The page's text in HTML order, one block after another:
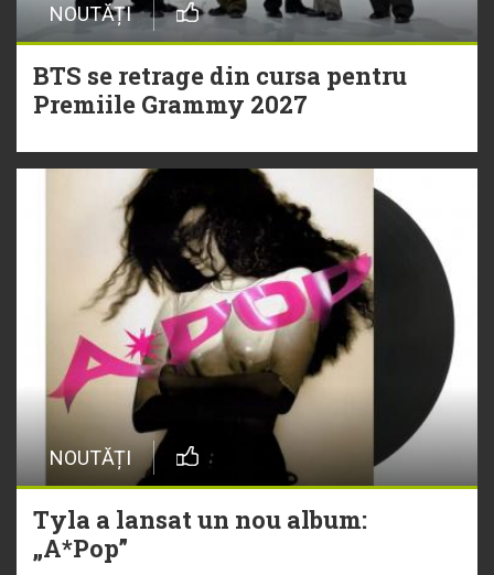
NOUTĂȚI
BTS se retrage din cursa pentru
Premiile Grammy 2027
NOUTĂȚI
Tyla a lansat un nou album:
„A*Pop”